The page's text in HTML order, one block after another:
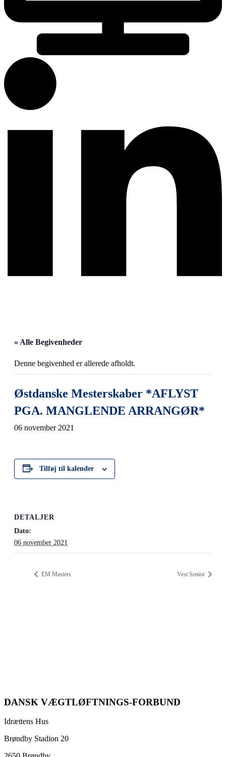
« Alle Begivenheder
Denne begivenhed er allerede afholdt.
Østdanske Mesterskaber *AFLYST
PGA. MANGLENDE ARRANGØR*
06 november 2021
Tilføj til kalender
DETALJER
Dato:
06 november 2021
EM Masters Vest Senior
DANSK VÆGTLØFTNINGS-FORBUND
Idrættens Hus
Brøndby Stadion 20